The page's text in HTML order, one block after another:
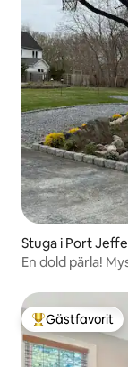
Stuga i Port
En dold pärla!
Populär
Gästfavorit